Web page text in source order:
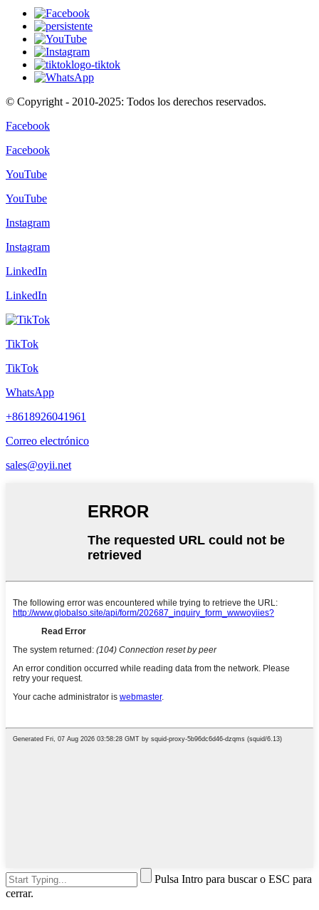
© Copyright - 2010-2025: Todos los derechos reservados.
Facebook
Facebook
YouTube
YouTube
Instagram
Instagram
LinkedIn
LinkedIn
TikTok
TikTok
WhatsApp
+8618926041961
Correo electrónico
sales@oyii.net
Pulsa Intro para buscar o ESC para
cerrar.